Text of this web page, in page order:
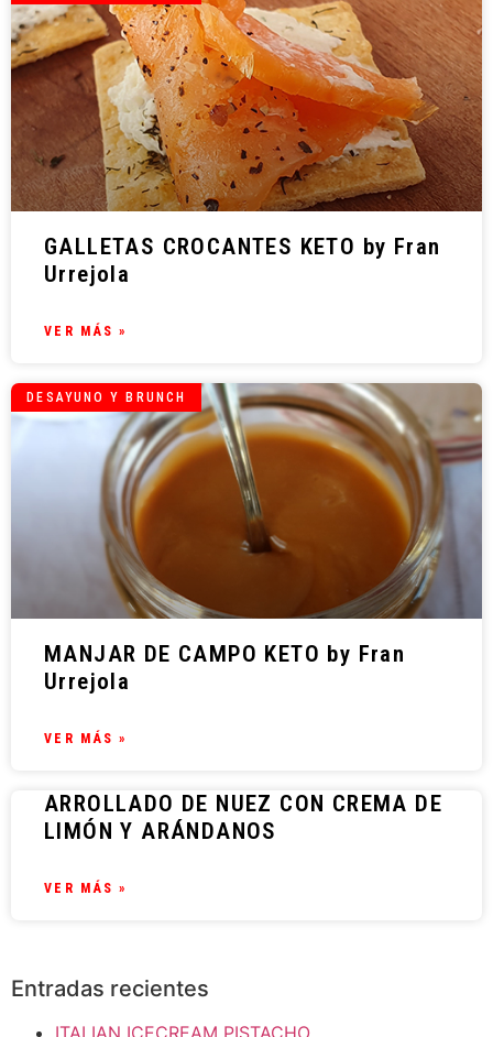
GALLETAS CROCANTES KETO by Fran
Urrejola
VER MÁS »
DESAYUNO Y BRUNCH
MANJAR DE CAMPO KETO by Fran
Urrejola
VER MÁS »
ARROLLADO DE NUEZ CON CREMA DE
LIMÓN Y ARÁNDANOS
VER MÁS »
Entradas recientes
ITALIAN ICECREAM PISTACHO